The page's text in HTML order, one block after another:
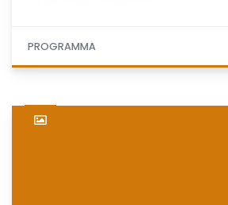
PROGRAMMA